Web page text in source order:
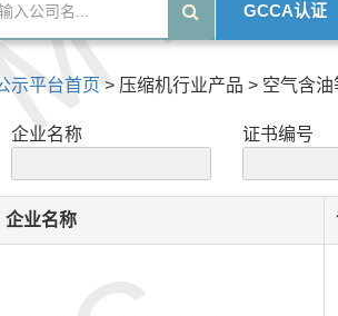
GCCA认证
示平台首页 > 压缩机行业产品 > 空气含
企业名称 证书编号
企业名称